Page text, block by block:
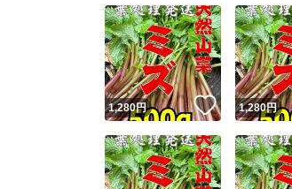
1,280円 いいね！
1,280円